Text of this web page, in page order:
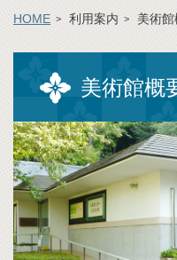
HOME 利用案内 美術
美術館概